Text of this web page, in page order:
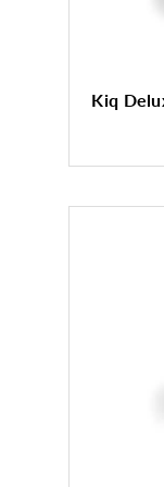
Kiq